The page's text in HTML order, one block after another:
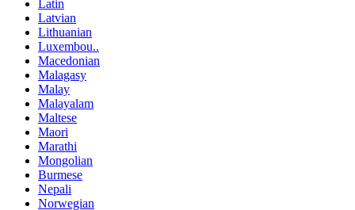
Latin
Latvian
Lithuanian
Luxembou..
Macedonian
Malagasy
Malay
Malayalam
Maltese
Maori
Marathi
Mongolian
Burmese
Nepali
Norwegian